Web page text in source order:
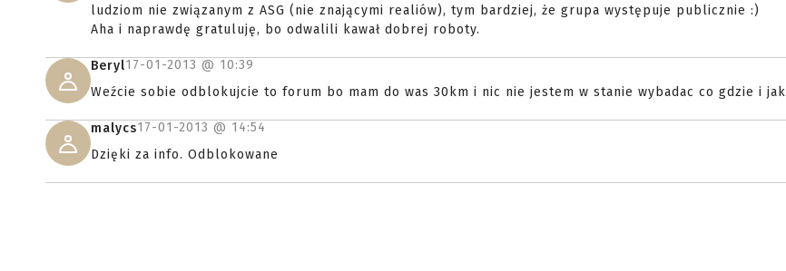
ludziom nie związanym z ASG (nie znającymi realiów), tym bardziej, że grupa występuje publicznie :)
Aha i naprawdę gratuluję, bo odwalili kawał dobrej roboty.
Beryl17-01-2013 @ 10:39
Weźcie sobie odblokujcie to forum bo mam do was 30km i nic nie jestem w stanie wybadac co gdzie i jak
malycs17-01-2013 @ 14:54
Dzięki za info. Odblokowane